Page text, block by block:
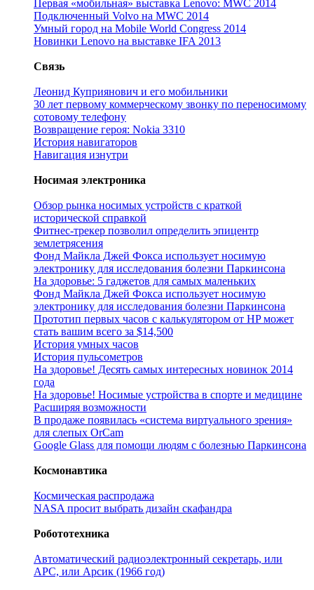
Первая «мобильная» выставка Lenovo: MWC 2014
Подключенный Volvo на MWC 2014
Умный город на Mobile World Congress 2014
Новинки Lenovo на выставке IFA 2013
Связь
Леонид Куприянович и его мобильники
30 лет первому коммерческому звонку по переносимому
сотовому телефону
Возвращение героя: Nokia 3310
История навигаторов
Навигация изнутри
Носимая электроника
Обзор рынка носимых устройств с краткой
исторической справкой
Фитнес-трекер позволил определить эпицентр
землетрясения
Фонд Майкла Джей Фокса использует носимую
электронику для исследования болезни Паркинсона
На здоровье: 5 гаджетов для самых маленьких
Фонд Майкла Джей Фокса использует носимую
электронику для исследования болезни Паркинсона
Прототип первых часов с калькулятором от HP может
стать вашим всего за $14,500
История умных часов
История пульсометров
На здоровье! Десять самых интересных новинок 2014
года
На здоровье! Носимые устройства в спорте и медицине
Расширяя возможности
В продаже появилась «система виртуального зрения»
для слепых OrCam
Google Glass для помощи людям с болезнью Паркинсона
Космонавтика
Космическая распродажа
NASA просит выбрать дизайн скафандра
Робототехника
Автоматический радиоэлектронный секретарь, или
АРС, или Арсик (1966 год)